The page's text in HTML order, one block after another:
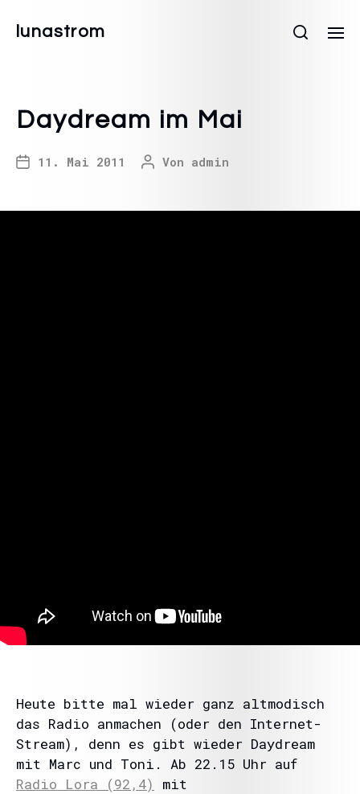
lunastrom
Daydream im Mai
11. Mai 2011 Von admin
Heute bitte mal wieder ganz altmodisch
das Radio anmachen (oder den Internet-
Stream), denn es gibt wieder Daydream
mit Marc und Toni. Ab 22.15 Uhr auf
Radio Lora (92,4)
mit